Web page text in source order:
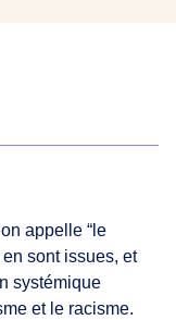
appelle “le
sont issues, et
systémique
et le racisme.